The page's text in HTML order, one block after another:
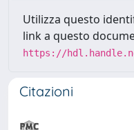
Utilizza questo
link a questo
https://
Citazioni